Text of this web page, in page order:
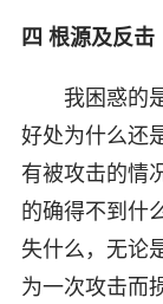
四 根源及反击
我困惑的
好处为什么还
有被攻击的情
的确得不到什
失什么，无论
为一次攻击而